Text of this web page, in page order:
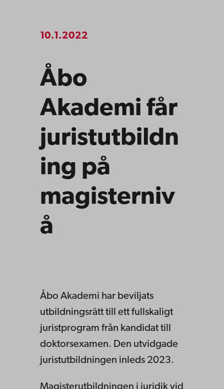
10.1.2022
Åbo
Akademi får
juristutbildn
ing på
magisterniv
å
Åbo Akademi har beviljats
utbildningsrätt till ett fullskaligt
juristprogram från kandidat till
doktorsexamen. Den utvidgade
juristutbildningen inleds 2023.
Magisterutbildningen i juridik vid